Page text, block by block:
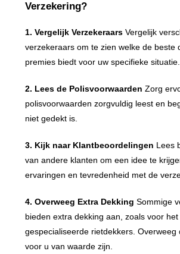
Verzekering?
1. Vergelijk Verzekeraars Vergelijk
verzekeraars om te zien welke de beste
premies biedt voor uw specifieke situatie.
2. Lees de Polisvoorwaarden Zorg
polisvoorwaarden zorgvuldig leest en
niet gedekt is.
3. Kijk naar Klantbeoordelingen Lees
van andere klanten om een idee te
ervaringen en tevredenheid met de
4. Overweeg Extra Dekking Sommige
bieden extra dekking aan, zoals voor
gespecialiseerde rietdekkers. Overweeg
voor u van waarde zijn.